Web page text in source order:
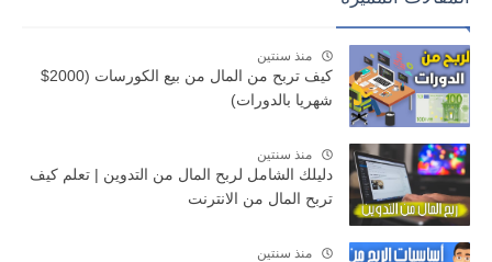
منذ سنتين
كيف تربح من المال من بيع الكورسات (2000$
شهريا بالدورات)
منذ سنتين
دليلك الشامل لربح المال من التدوين | تعلم كيف
تربح المال من الانترنت
منذ سنتين